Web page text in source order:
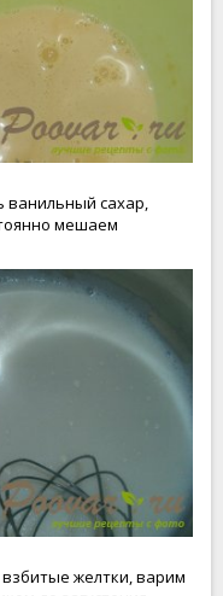
ванильный сахар,
мешаем
желтки, варим